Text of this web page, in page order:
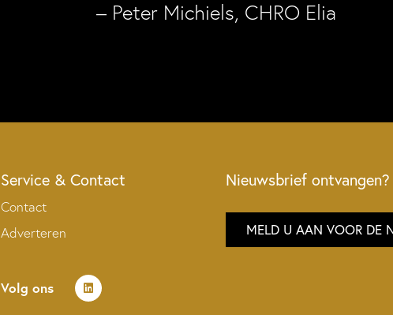
– Peter Michiels, CHRO Elia
Service & Contact
Contact
Adverteren
Volg ons
Nieuwsbrief ontvangen?
MELD U AAN VOOR DE